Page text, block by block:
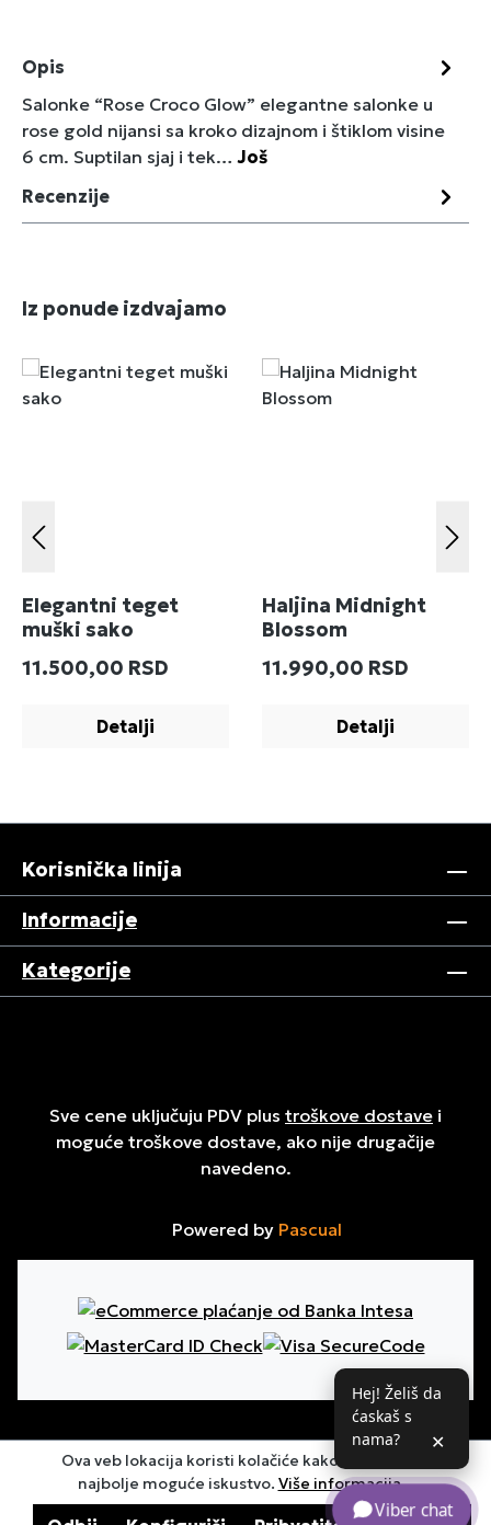
Hej! Želiš da
ćaskaš s
nama?
✕
Viber chat
Opis
Salonke “Rose Croco Glow” elegantne salonke u
rose gold nijansi sa kroko dizajnom i štiklom visine
6 cm. Suptilan sjaj i tek…Još
Recenzije
Preskoči galeriju proizvoda
Iz ponude izdvajamo
Elegantni teget
muški sako
Redovna cena:
11.500,00 RSD
Detalji
Haljina Midnight
Blossom
Redovna cena:
11.990,00 RSD
Detalji
Korisnička linija
Informacije
Kategorije
Sve cene uključuju PDV plus troškove dostave i
moguće troškove dostave, ako nije drugačije
navedeno.
Powered by Pascual
Ova veb lokacija koristi kolačiće kako bi osigurala
najbolje moguće iskustvo. Više informacija...